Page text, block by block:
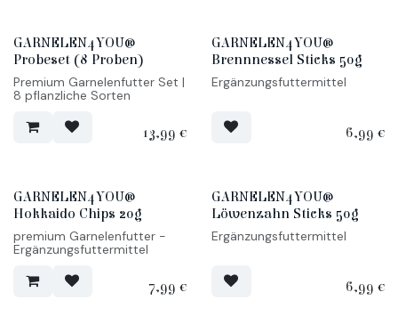
GARNELEN4YOU®
Probeset (8 Proben)
Premium Garnelenfutter Set |
8 pflanzliche Sorten
13,99 €
GARNELEN4YOU®
Brennnessel Sticks 50g
Ergänzungsfuttermittel
6,99 €
GARNELEN4YOU®
Hokkaido Chips 20g
premium Garnelenfutter -
Ergänzungsfuttermittel
7,99 €
GARNELEN4YOU®
Löwenzahn Sticks 50g
Ergänzungsfuttermittel
6,99 €